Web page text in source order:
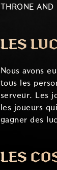
THRONE
LES
Nous avons
tous les
serveur. Les
les joueurs
gagner des
LES